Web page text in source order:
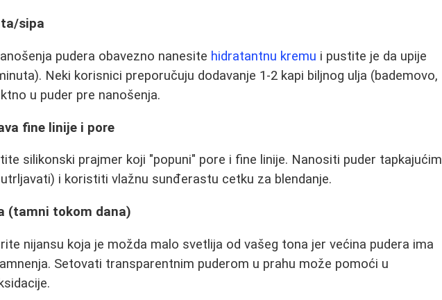
sipa
pudera obavezno nanesite hidratantnu kremu i pustite je da upije
Neki korisnici preporučuju dodavanje 1-2 kapi biljnog ulja (bademovo,
u puder pre nanošenja.
fine linije i pore
silikonski prajmer koji "popuni" pore i fine linije. Nanositi puder tapkajućim
i koristiti vlažnu sunđerastu cetku za blendanje.
(tamni tokom dana)
nijansu koja je možda malo svetlija od vašeg tona jer većina pudera ima
Setovati transparentnim puderom u prahu može pomoći u